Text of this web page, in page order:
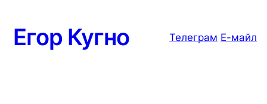
Егор Кугно Телеграм Е-майл